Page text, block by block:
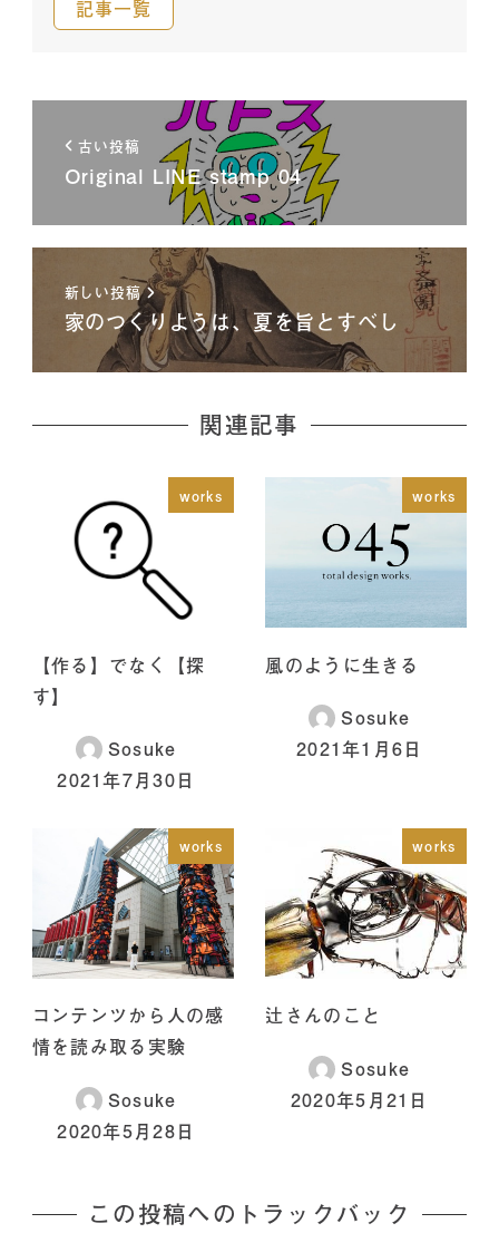
記事一覧
古い投稿
Original LINE stamp 04
新しい投稿
家のつくりようは、夏を旨とすべし
関連記事
works
【作る】でなく【探
す】
Sosuke
2021年7月30日
works
風のように生きる
Sosuke
2021年1月6日
works
コンテンツから人の感
情を読み取る実験
Sosuke
2020年5月28日
works
辻さんのこと
Sosuke
2020年5月21日
この投稿へのトラックバック